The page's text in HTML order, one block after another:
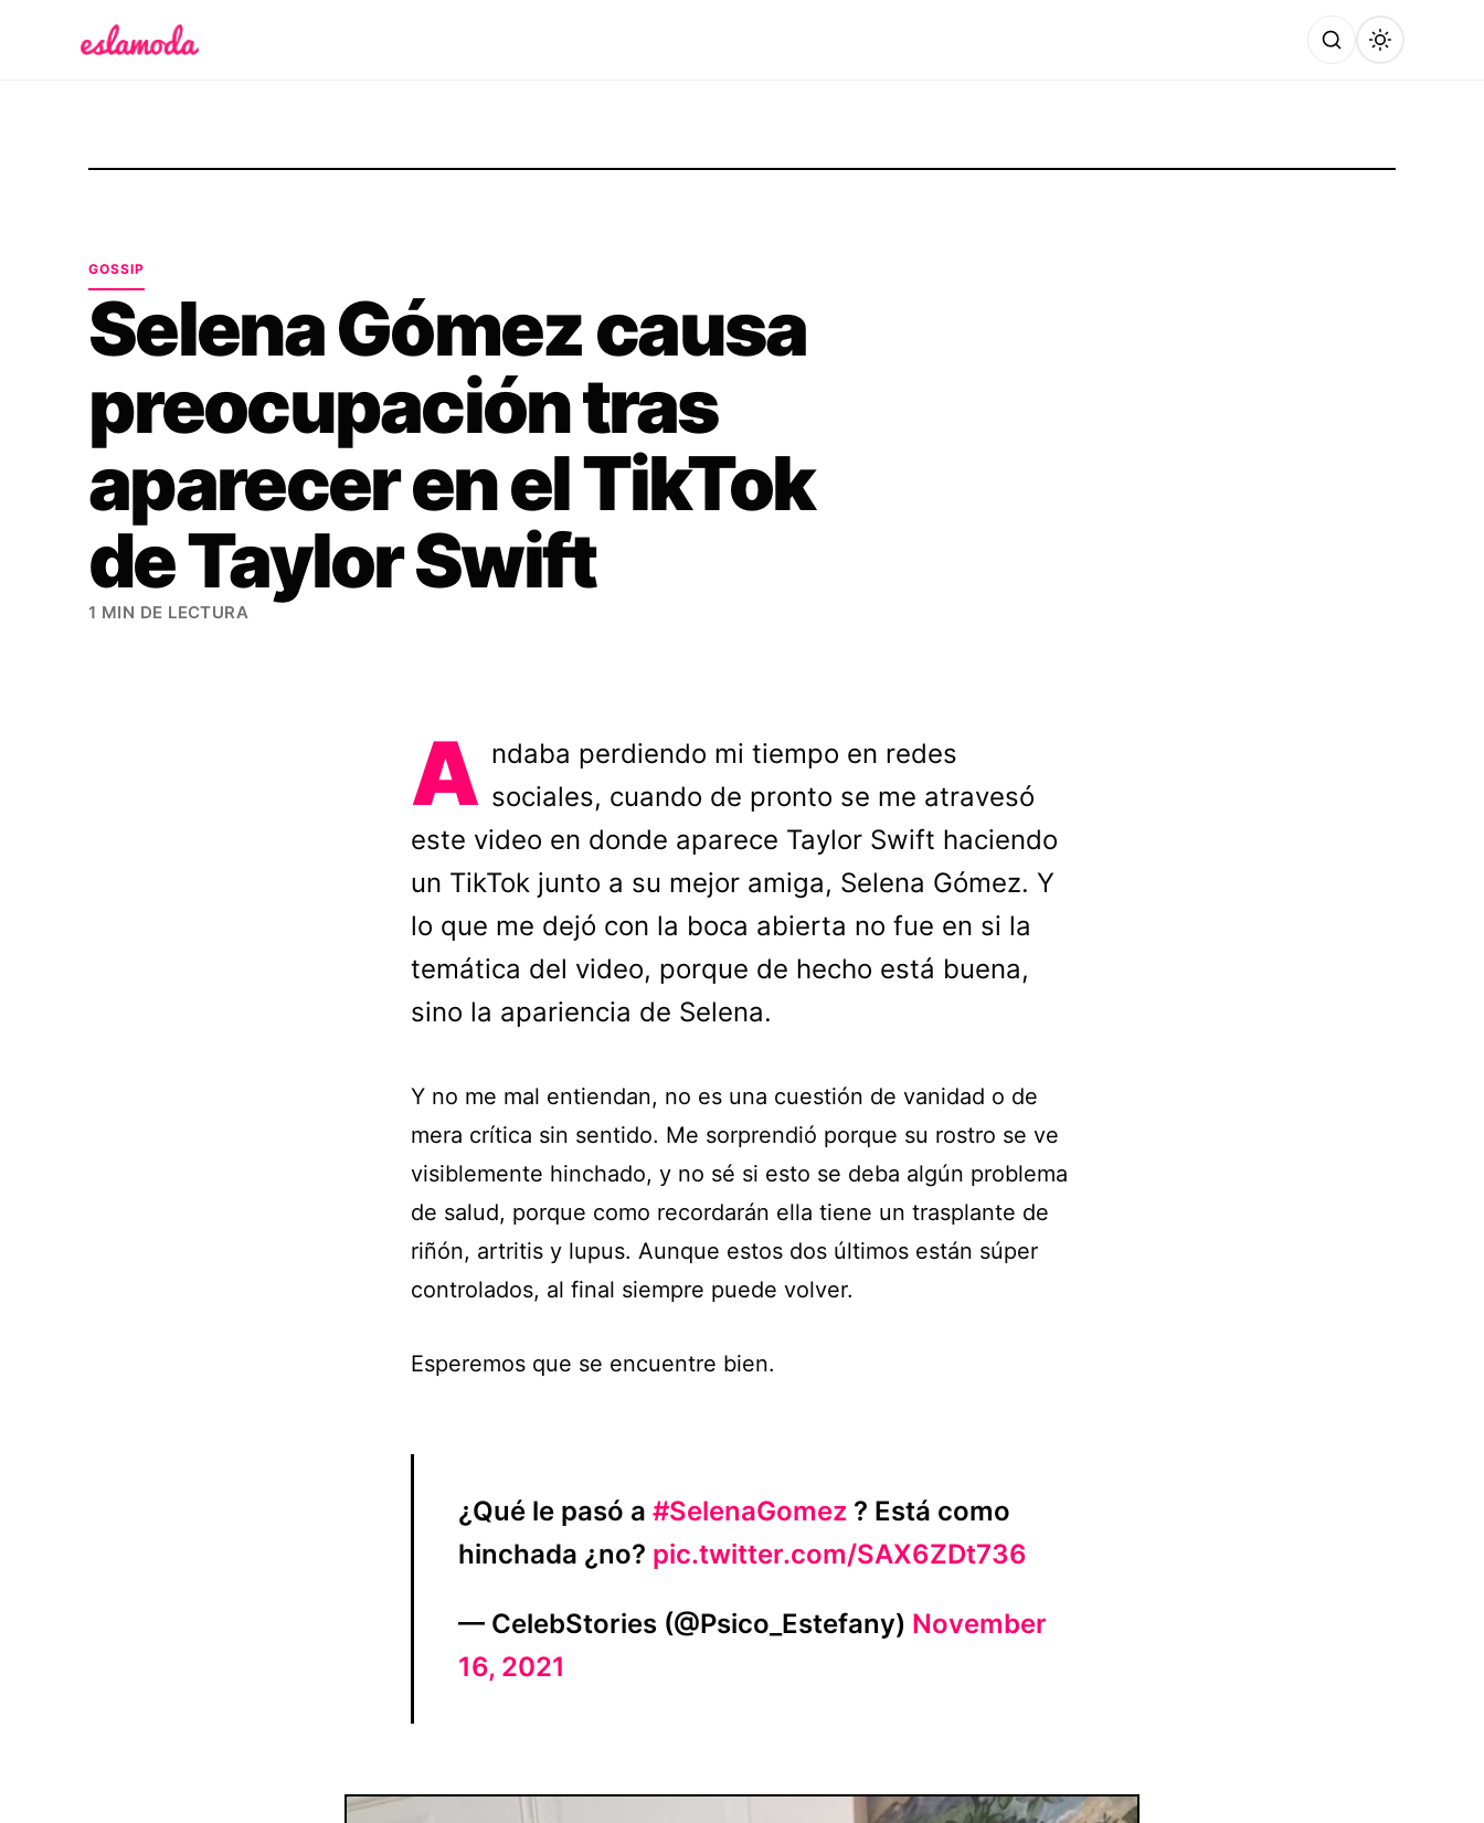
GOSSIP
Selena Gómez causa
preocupación tras
aparecer en el TikTok
de Taylor Swift
1 MIN DE LECTURA
A ndaba perdiendo mi tiempo en redes
sociales, cuando de pronto se me atravesó
este video en donde aparece Taylor Swift haciendo
un TikTok junto a su mejor amiga, Selena Gómez. Y
lo que me dejó con la boca abierta no fue en si la
temática del video, porque de hecho está buena,
sino la apariencia de Selena.
Y no me mal entiendan, no es una cuestión de vanidad o de
mera crítica sin sentido. Me sorprendió porque su rostro se ve
visiblemente hinchado, y no sé si esto se deba algún problema
de salud, porque como recordarán ella tiene un trasplante de
riñón, artritis y lupus. Aunque estos dos últimos están súper
controlados, al final siempre puede volver.
Esperemos que se encuentre bien.
¿Qué le pasó a #SelenaGomez ? Está como
hinchada ¿no? pic.twitter.com/SAX6ZDt736
— CelebStories (@Psico_Estefany) November
16, 2021